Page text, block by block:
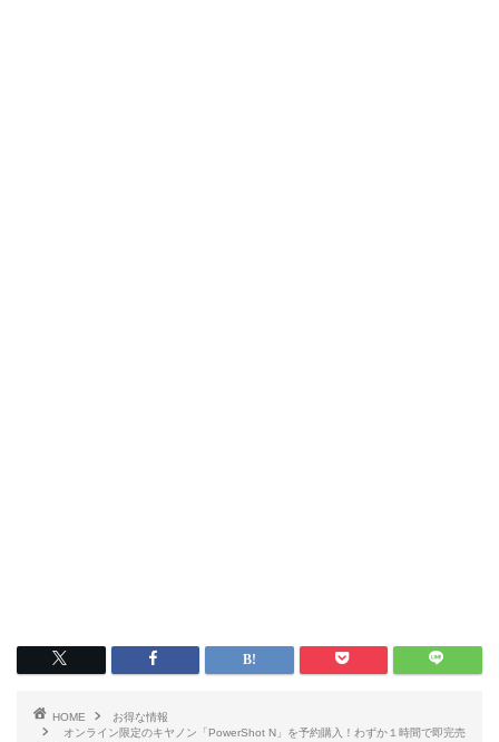
HOME
お得な情報
オンライン限定のキヤノン「PowerShot N」を予約購入！わずか１時間で即完売